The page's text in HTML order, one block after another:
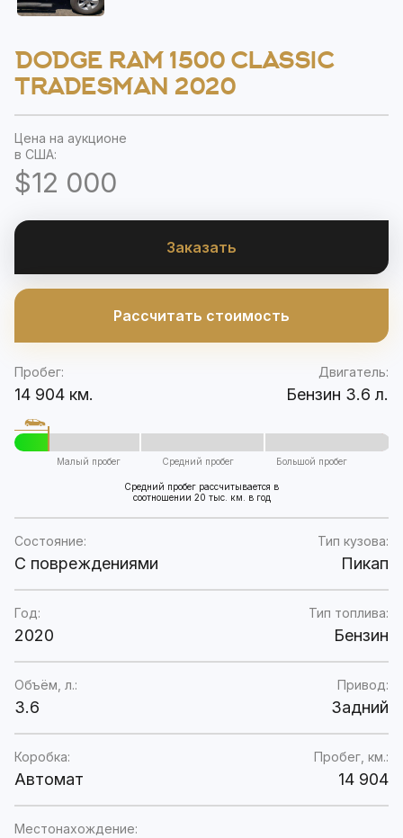
DODGE RAM 1500 CLASSIC
TRADESMAN 2020
Цена на аукционе
в США:
$12 000
Заказать
Рассчитать стоимость
Пробег:
14 904 км.
Двигатель:
Бензин 3.6 л.
Малый пробег Средний пробег Большой пробег
Средний пробег рассчитывается в
соотношении 20 тыс. км. в год
Состояние:
C повреждениями
Тип кузова:
Пикап
Год:
2020
Тип топлива:
Бензин
Объём, л.:
3.6
Привод:
Задний
Коробка:
Автомат
Пробег, км.:
14 904
Местонахождение: